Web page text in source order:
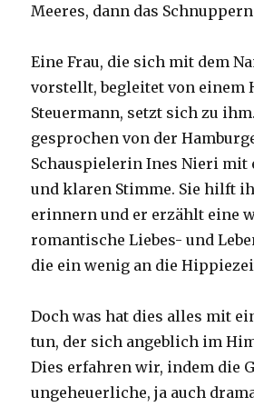
Meeres, dann das
Eine Frau, die sich mit dem
vorstellt, begleitet von einem
Steuermann, setzt sich zu
gesprochen von der
Schauspielerin Ines Nieri mit
und klaren Stimme. Sie hilft
erinnern und er erzählt eine
romantische Liebes- und
die ein wenig an die
Doch was hat dies alles mit
tun, der sich angeblich im
Dies erfahren wir, indem die
ungeheuerliche, ja auch